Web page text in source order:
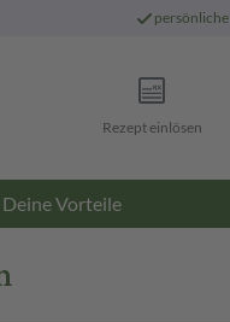
persönliche
Rezept einlösen
Deine Vorteile